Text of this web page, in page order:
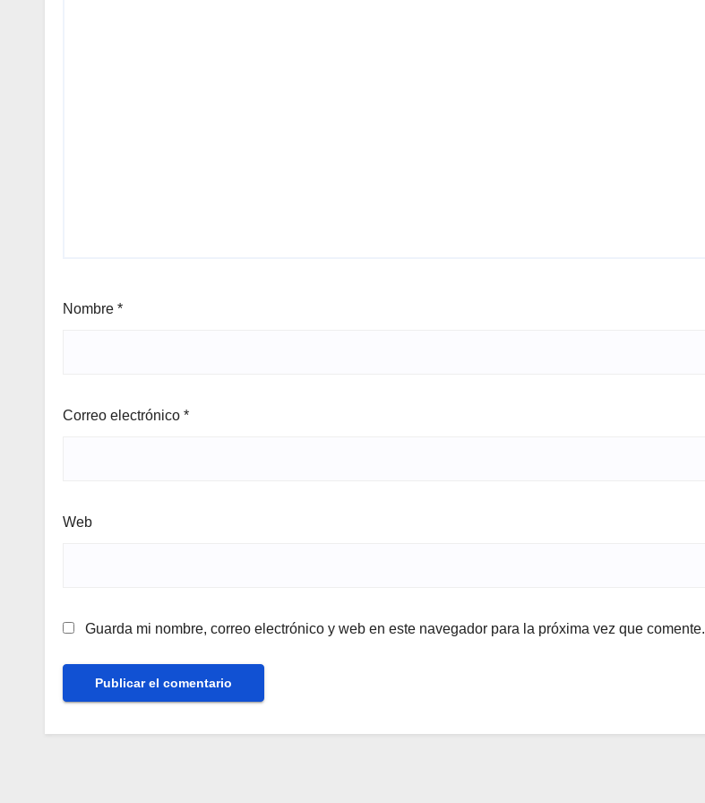
Nombre *
Correo electrónico *
Web
Guarda mi nombre, correo electrónico y web en este navegador para la próxima vez que comente.